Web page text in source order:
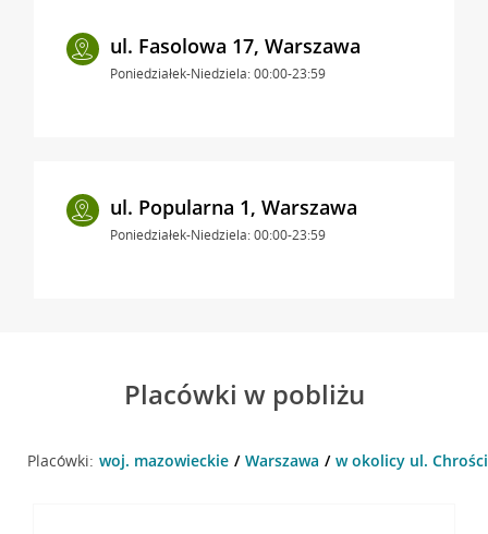
ul. Fasolowa 17, Warszawa
Poniedziałek-Niedziela: 00:00-23:59
ul. Popularna 1, Warszawa
Poniedziałek-Niedziela: 00:00-23:59
Placówki w pobliżu
Placówki: woj. mazowieckie Warszawa w okolicy ul.